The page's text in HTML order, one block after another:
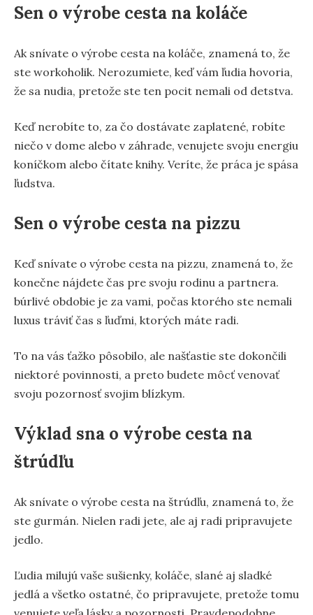
Sen o výrobe cesta na koláče
Ak snívate o výrobe cesta na koláče, znamená to, že
ste workoholik. Nerozumiete, keď vám ľudia hovoria,
že sa nudia, pretože ste ten pocit nemali od detstva.
Keď nerobíte to, za čo dostávate zaplatené, robíte
niečo v dome alebo v záhrade, venujete svoju energiu
koníčkom alebo čítate knihy. Veríte, že práca je spása
ľudstva.
Sen o výrobe cesta na pizzu
Keď snívate o výrobe cesta na pizzu, znamená to, že
konečne nájdete čas pre svoju rodinu a partnera.
búrlivé obdobie je za vami, počas ktorého ste nemali
luxus tráviť čas s ľuďmi, ktorých máte radi.
To na vás ťažko pôsobilo, ale našťastie ste dokončili
niektoré povinnosti, a preto budete môcť venovať
svoju pozornosť svojim blízkym.
Výklad sna o výrobe cesta na
štrúdľu
Ak snívate o výrobe cesta na štrúdľu, znamená to, že
ste gurmán. Nielen radi jete, ale aj radi pripravujete
jedlo.
Ľudia milujú vaše sušienky, koláče, slané aj sladké
jedlá a všetko ostatné, čo pripravujete, pretože tomu